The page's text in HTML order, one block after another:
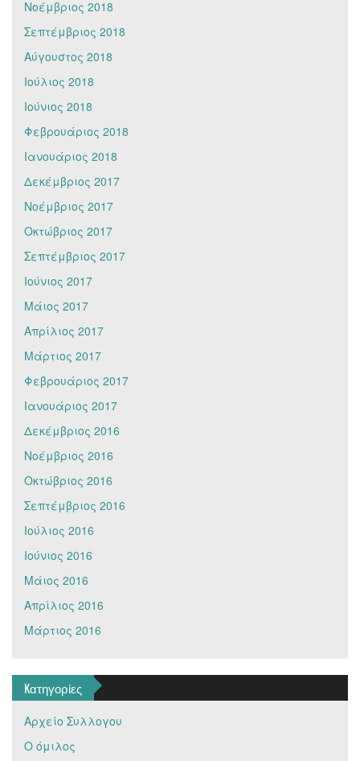
Νοέμβριος 2018
Σεπτέμβριος 2018
Αύγουστος 2018
Ιούλιος 2018
Ιούνιος 2018
Φεβρουάριος 2018
Ιανουάριος 2018
Δεκέμβριος 2017
Νοέμβριος 2017
Οκτώβριος 2017
Σεπτέμβριος 2017
Ιούνιος 2017
Μάιος 2017
Απρίλιος 2017
Μάρτιος 2017
Φεβρουάριος 2017
Ιανουάριος 2017
Δεκέμβριος 2016
Νοέμβριος 2016
Οκτώβριος 2016
Σεπτέμβριος 2016
Ιούλιος 2016
Ιούνιος 2016
Μάιος 2016
Απρίλιος 2016
Μάρτιος 2016
Kατηγορίες
Αρχείο Συλλογου
Ο όμιλος